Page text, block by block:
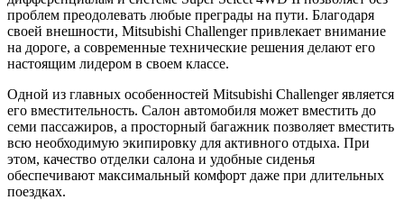
проблем преодолевать любые преграды на пути. Благодаря
своей внешности, Mitsubishi Challenger привлекает внимание
на дороге, а современные технические решения делают его
настоящим лидером в своем классе.
Одной из главных особенностей Mitsubishi Challenger является
его вместительность. Салон автомобиля может вместить до
семи пассажиров, а просторный багажник позволяет вместить
всю необходимую экипировку для активного отдыха. При
этом, качество отделки салона и удобные сиденья
обеспечивают максимальный комфорт даже при длительных
поездках.